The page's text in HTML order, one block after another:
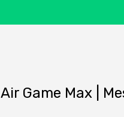
Air Game Max |